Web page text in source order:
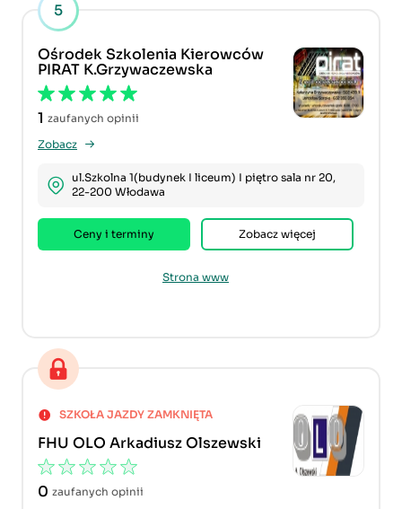
5
Ośrodek Szkolenia Kierowców
PIRAT K.Grzywaczewska
1 zaufanych opinii
Zobacz
ul.Szkolna 1(budynek I liceum) I piętro sala nr 20,
22-200 Włodawa
Ceny i terminy Zobacz więcej
Strona www
FHU OLO Arkadiusz Olszewski
SZKOŁA JAZDY ZAMKNIĘTA
0 zaufanych opinii